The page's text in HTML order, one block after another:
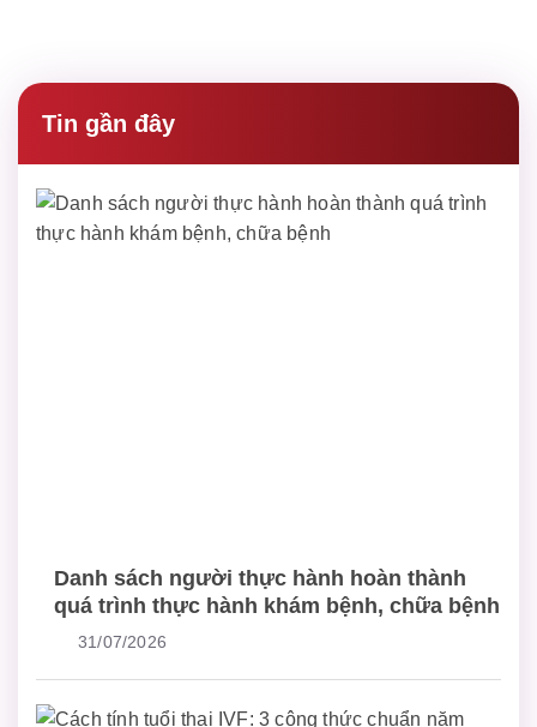
Tin gần đây
Danh sách người thực hành hoàn thành
quá trình thực hành khám bệnh, chữa bệnh
31/07/2026